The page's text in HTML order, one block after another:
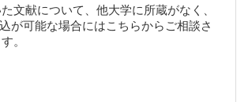
文献について、他大学に所蔵がなく、
が可能な場合にはこちらからご相談さ
。